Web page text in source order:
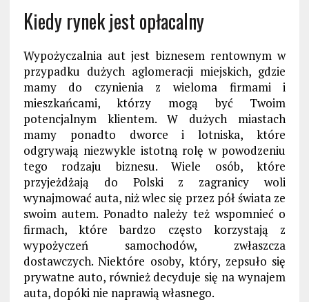
Kiedy rynek jest opłacalny
Wypożyczalnia aut jest biznesem rentownym w
przypadku dużych aglomeracji miejskich, gdzie
mamy do czynienia z wieloma firmami i
mieszkańcami, którzy mogą być Twoim
potencjalnym klientem. W dużych miastach
mamy ponadto dworce i lotniska, które
odgrywają niezwykle istotną rolę w powodzeniu
tego rodzaju biznesu. Wiele osób, które
przyjeżdżają do Polski z zagranicy woli
wynajmować auta, niż wlec się przez pół świata ze
swoim autem. Ponadto należy też wspomnieć o
firmach, które bardzo często korzystają z
wypożyczeń samochodów, zwłaszcza
dostawczych. Niektóre osoby, który, zepsuło się
prywatne auto, również decyduje się na wynajem
auta, dopóki nie naprawią własnego.